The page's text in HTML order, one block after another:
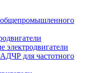
общепромышленного
для частотного